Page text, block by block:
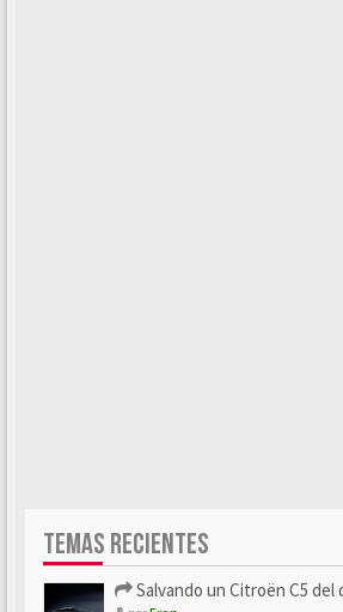
TEMAS RECIENTES
Salvando un Citroën C5 del desguace: